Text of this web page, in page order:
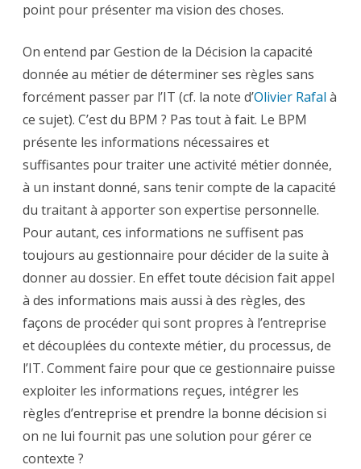
point pour présenter ma vision des choses.
On entend par Gestion de la Décision la capacité
donnée au métier de déterminer ses règles sans
forcément passer par l’IT (cf. la note d’Olivier Rafal à
ce sujet). C’est du BPM ? Pas tout à fait. Le BPM
présente les informations nécessaires et
suffisantes pour traiter une activité métier donnée,
à un instant donné, sans tenir compte de la capacité
du traitant à apporter son expertise personnelle.
Pour autant, ces informations ne suffisent pas
toujours au gestionnaire pour décider de la suite à
donner au dossier. En effet toute décision fait appel
à des informations mais aussi à des règles, des
façons de procéder qui sont propres à l’entreprise
et découplées du contexte métier, du processus, de
l’IT. Comment faire pour que ce gestionnaire puisse
exploiter les informations reçues, intégrer les
règles d’entreprise et prendre la bonne décision si
on ne lui fournit pas une solution pour gérer ce
contexte ?